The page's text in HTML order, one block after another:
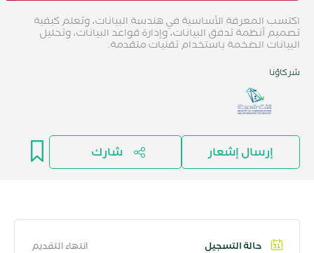
اكتسب المعرفة الأساسية في هندسة البيانات، وتعلم كيفية
تصميم أنظمة تدفق البيانات، وإدارة قواعد البيانات، وتحليل
البيانات الضخمة باستخدام تقنيات متقدمة.
شركاؤنا
إرسال إشعار شارك
حالة التسجيل انتهاء التقديم